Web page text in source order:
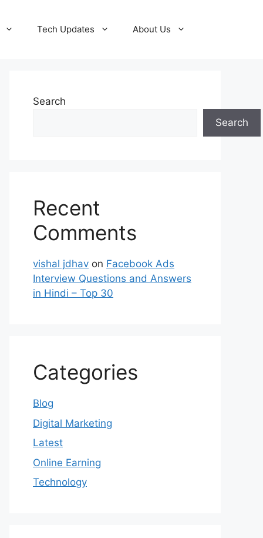
Tech Updates About Us
Search
Search
Recent
Comments
vishal jdhav on Facebook Ads
Interview Questions and Answers
in Hindi – Top 30
Categories
Blog
Digital Marketing
Latest
Online Earning
Technology